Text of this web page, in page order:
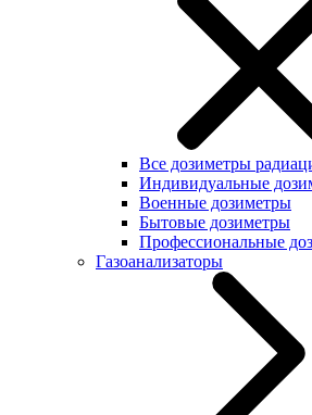
Все дозиметры
Индивидуальные
Военные дозиметры
Бытовые дозиметры
Профессиональные
Газоанализаторы